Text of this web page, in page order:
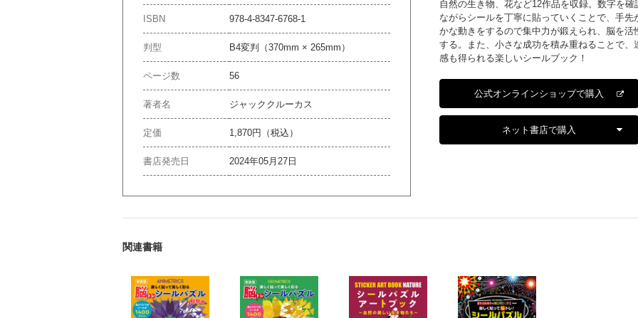
ISBN 978-4-8347-6768-1
判型 B4変判（370mm × 265mm）
ページ数 56
著者名 ジャッククルーカス
定価 1,870円（税込）
書店発売日 2024年05月27日
自然の生き物、花など12作品を収録。数字を確
ながらシールを丁寧に貼っていくことで、手先
かな動きをするので集中力が鍛えられ、脳を活
する。また、小さな成功を積み重ねることで、
感も得られる楽しいシールブック！
公式オンラインショップで購入
ネット書店で購入
関連書籍